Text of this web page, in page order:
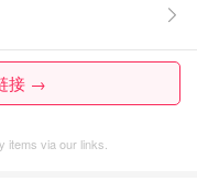
接 →
items via our links.